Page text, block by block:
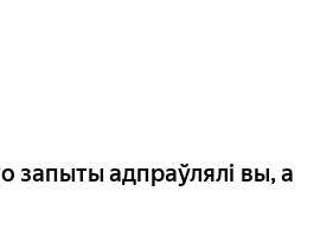
запыты адпраўлялі вы, а